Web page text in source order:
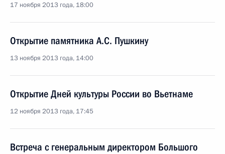
17 ноября 2013 года, 18:00
Открытие памятника А.С. Пушкину
13 ноября 2013 года, 14:00
Открытие Дней культуры России во Вьетнаме
12 ноября 2013 года, 17:45
Встреча с генеральным директором Большого